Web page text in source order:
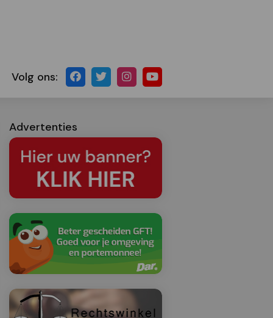
Volg ons:
Advertenties